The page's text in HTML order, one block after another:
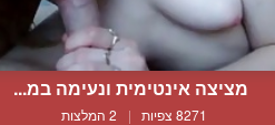
מציצה אינטימית ונעימה במ...
8271 צפיות | 2 המלצות